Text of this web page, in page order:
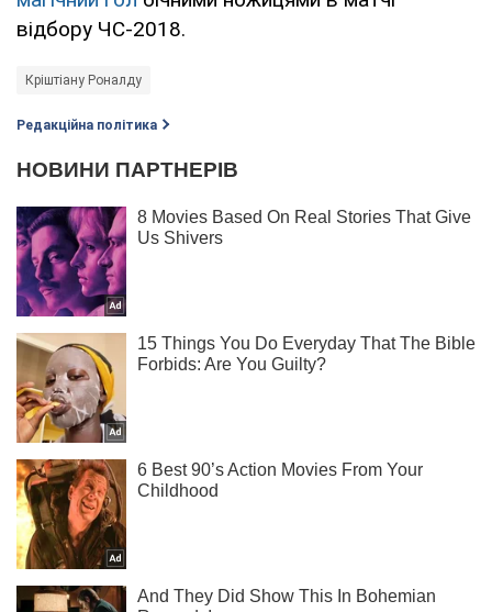
відбору ЧС-2018.
Кріштіану Роналду
Редакційна політика